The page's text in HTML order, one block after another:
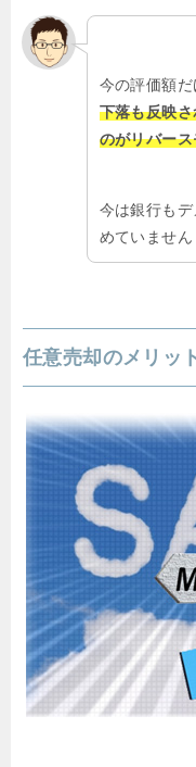
今の評価額
下落も反映
のがリバー
今は銀行も
めていません
任意売却のメリッ